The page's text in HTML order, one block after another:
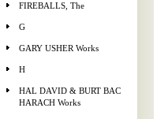
FIREBALLS, The
G
GARY USHER Works
H
HAL DAVID & BURT BAC
HARACH Works